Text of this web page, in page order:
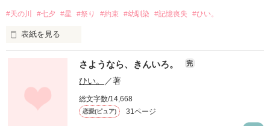
〝わたし〟の好きな人。
私の────好きな人。
彼は、私の双子の妹の、彼氏。
#天の川 #七夕 #星 #祭り #約束 #幼馴染 #記憶喪失 #ひい。
表紙を見る
空の上でとある男女が再会を果たす七月七日
君とひとつの約束を交わした。
さようなら、きんいろ。 完
ひい。 ／著
総文字数/14,668
恋愛(ピュア) 31ページ